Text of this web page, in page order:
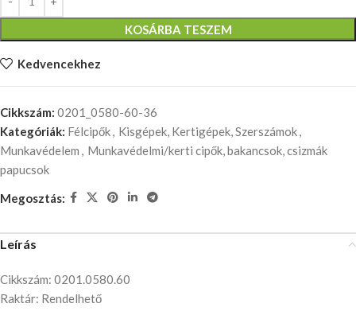
KOSÁRBA TESZEM
Kedvencekhez
Cikkszám: 0201_0580-60-36
Kategóriák: Félcipők, Kisgépek, Kertigépek, Szerszámok,
Munkavédelem , Munkavédelmi/kerti cipők, bakancsok, csizmák
papucsok
Megosztás:
Leírás
Cikkszám: 0201.0580.60
Raktár: Rendelhető